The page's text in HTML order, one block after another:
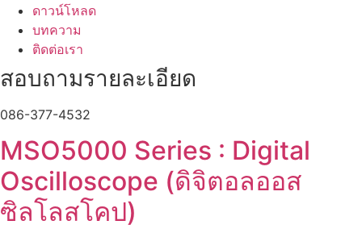
ดาวน์โหลด
บทความ
ติดต่อเรา
สอบถามรายละเอียด
086-377-4532
MSO5000 Series : Digital
Oscilloscope (ดิจิตอลออส
ซิลโลสโคป)